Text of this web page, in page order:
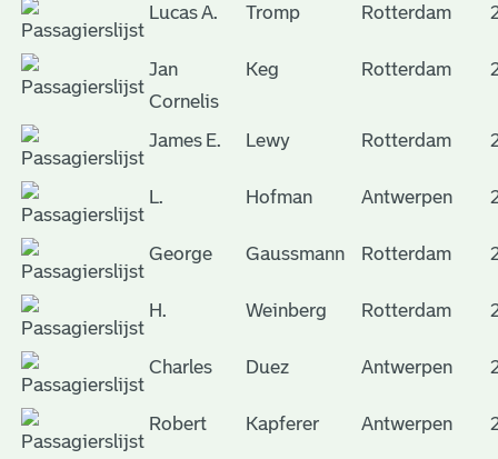
Lucas A. Tromp Rotterdam
Jan
Cornelis
Keg Rotterdam
James E. Lewy Rotterdam
L. Hofman Antwerpen
George Gaussmann Rotterdam
H. Weinberg Rotterdam
Charles Duez Antwerpen
Robert Kapferer Antwerpen